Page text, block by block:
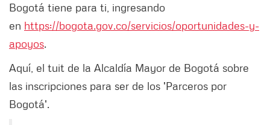
Bogotá tiene para ti, ingresando
en https://bogota.gov.co/servicios/oportunidades-y-
apoyos.
Aquí, el tuit de la Alcaldía Mayor de Bogotá sobre
las inscripciones para ser de los 'Parceros por
Bogotá'.